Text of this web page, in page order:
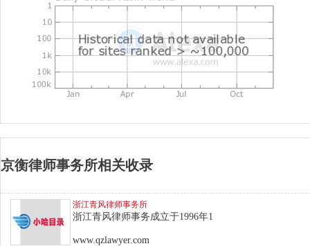
京衡律师事务所相关收录
浙江青风律师事务所
浙江青风律师事务成立于1996年1
www.qzlawyer.com